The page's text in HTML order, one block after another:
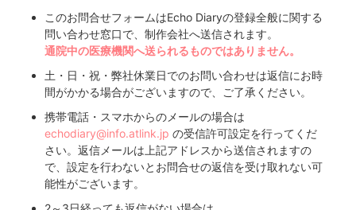
このお問合せフォームはEcho Diaryの登録全般に関する
問い合わせ窓口で、制作会社へ送信されます。
通院中の医療機関へ送られるものではありません。
土・日・祝・弊社休業日でのお問い合わせは返信にお時
間がかかる場合がございますので、ご了承ください。
携帯電話・スマホからのメールの場合は
echodiary@info.atlink.jp の受信許可設定を行ってくだ
さい。返信メールは上記アドレスから送信されますの
で、設定を行わないとお問合せの返信を受け取れない可
能性がございます。